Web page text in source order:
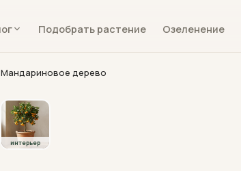
Подобрать растение Озеленение
Мандариновое дерево
интерьер